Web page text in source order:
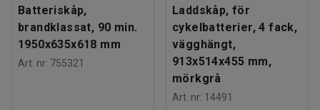
Batteriskåp,
brandklassat, 90 min.
1950x635x618 mm
Art. nr: 755321
Laddskåp, för
cykelbatterier, 4 fack,
vägghängt,
913x514x455 mm,
mörkgrå
Art. nr: 14491